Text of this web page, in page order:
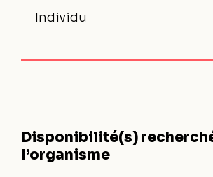
Individu
Disponibilité(s)
l’organisme